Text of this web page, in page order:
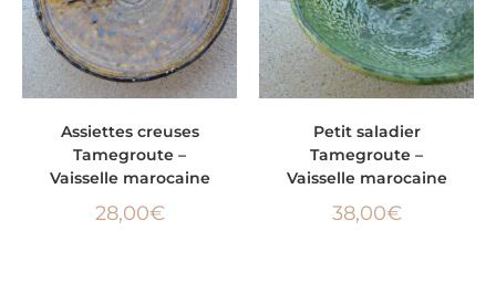
Assiettes creuses
Tamegroute –
Vaisselle marocaine
28,00€
Petit saladier
Tamegroute –
Vaisselle marocaine
38,00€